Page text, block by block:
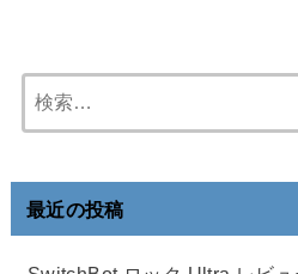
索:
最近の投稿